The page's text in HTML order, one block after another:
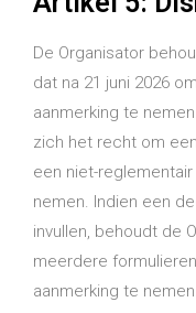
De Organisator
dat na 21 juni 2026
aanmerking te
zich het recht om
een niet-
nemen. Indien een
invullen, behoudt de
meerdere
aanmerking te